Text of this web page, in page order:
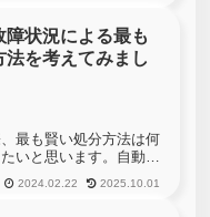
障状況による最も
法を考えてみまし
最も賢い処分方法は何
いと思います。自動車
生その自動車を使用す
故障して処分を考える
2024.02.22 2025.10.01